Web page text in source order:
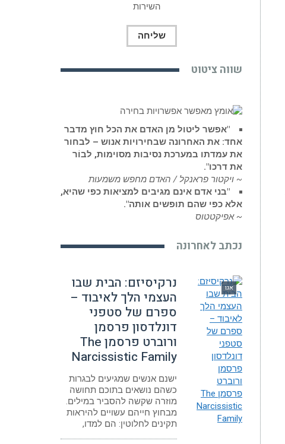
השירות
שווה ציטוט
"אפשר ליטול מן האדם את הכל חוץ מדבר
אחד: את האחרונה שבחירויות אנוש – לבחור
את עמדתו במערכת נסיבות מסוימות, לבוֹר
את דרכו".
~ ויקטור פראנקל / האדם מחפש משמעות
"בני אדם אינם מגיבים למציאות כפי שהיא,
אלא כפי שהם תופשים אותה".
~ אפיקטטוס
נכתב לאחרונה
אגו
נרקיסיזם: הבית שבו
העצמי הלך לאיבוד –
ספרם של סטפני
דונלדסון פרסמן
ורוברט פרסמן The
Narcissistic Family
ישנם אנשים שמגיעים לבגרות
כשהם נושאים בתוכם תחושה
מוזרה שקשה להסביר במילים.
מבחוץ חייהם עשויים להיראות
תקינים לחלוטין: הם למדו,